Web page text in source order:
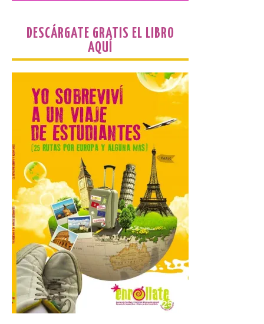
Starlink
6 Ago 2026
Iberia se convierte en la
primera aerolínea
española en ofrecer wifi a
bordo de Starlink, la
constelación de satélites
más avanzada del mundo, desarrollada
por SpaceX. La incorporación de esta
tecnología forma parte del compromiso
de Iberia con la innovación […]
La Junta promueve la
contratación temporal de
jóvenes desempleados
para la realización de
obras y servicios de
interés general y social
con más de 8,7 millones de
euros de inversión
6 Ago 2026
DESCÁRGATE GRATIS EL LIBRO
AQUÍ